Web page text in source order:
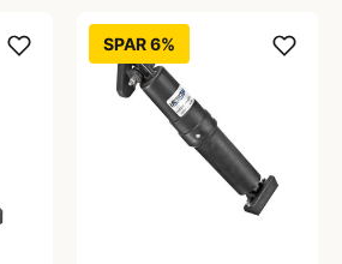
SPAR 6%